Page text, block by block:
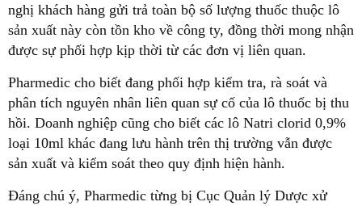
nghị khách hàng gửi trả toàn bộ số lượng thuốc thuộc lô
sản xuất này còn tồn kho về công ty, đồng thời mong nhận
được sự phối hợp kịp thời từ các đơn vị liên quan.
Pharmedic cho biết đang phối hợp kiểm tra, rà soát và
phân tích nguyên nhân liên quan sự cố của lô thuốc bị thu
hồi. Doanh nghiệp cũng cho biết các lô Natri clorid 0,9%
loại 10ml khác đang lưu hành trên thị trường vẫn được
sản xuất và kiểm soát theo quy định hiện hành.
Đáng chú ý, Pharmedic từng bị Cục Quản lý Dược xử